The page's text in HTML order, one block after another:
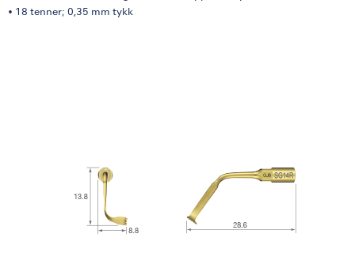
• 18 tenner; 0,35 mm tykk